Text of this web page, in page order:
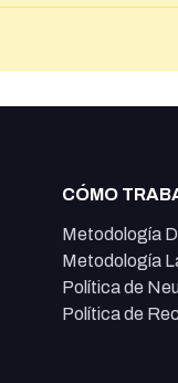
CÓMO
Metodología
Metodología
Política de
Política de